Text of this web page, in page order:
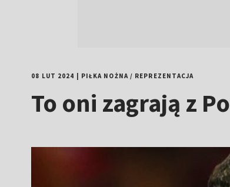
08 LUT 2024 PIŁKA NOŻNA/ REPREZENTACJA
To oni zagrają z